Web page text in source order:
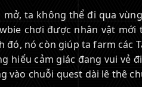
ta không thể đi qua
chơi được nhân vật
đó, nó còn giúp ta farm các
hiểu cảm giác đang vui vẻ
vào chuỗi quest dài lê thê